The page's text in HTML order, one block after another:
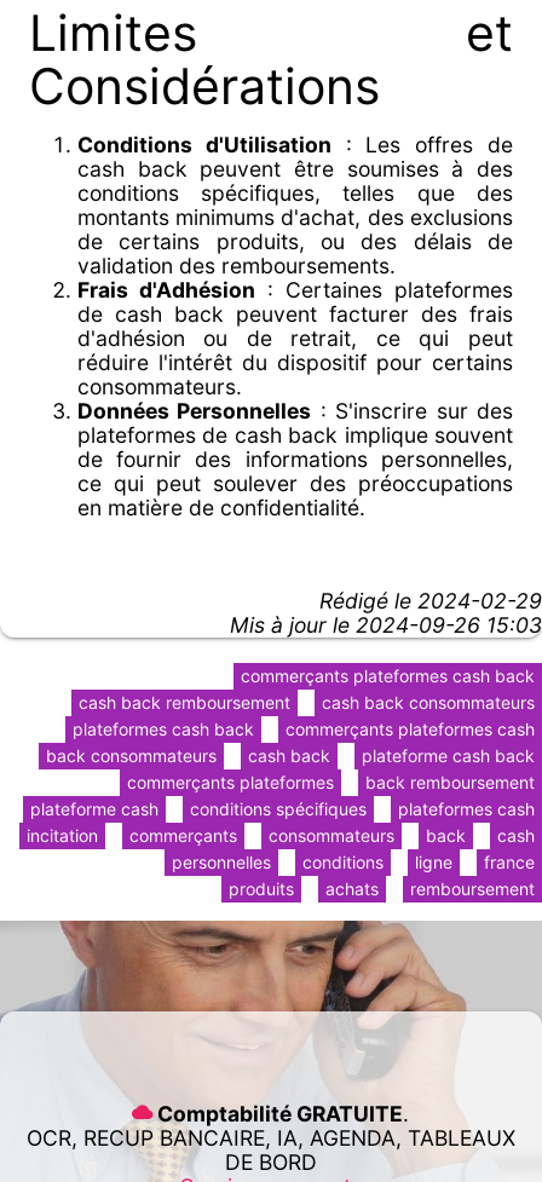
Limites et
Considérations
Conditions d'Utilisation : Les offres de
cash back peuvent être soumises à des
conditions spécifiques, telles que des
montants minimums d'achat, des exclusions
de certains produits, ou des délais de
validation des remboursements.
Frais d'Adhésion : Certaines plateformes
de cash back peuvent facturer des frais
d'adhésion ou de retrait, ce qui peut
réduire l'intérêt du dispositif pour certains
consommateurs.
Données Personnelles : S'inscrire sur des
plateformes de cash back implique souvent
de fournir des informations personnelles,
ce qui peut soulever des préoccupations
en matière de confidentialité.
Rédigé le 2024-02-29
Mis à jour le 2024-09-26 15:03
commerçants plateformes cash back
cash back consommateurs
cash back remboursement
commerçants plateformes cash
plateformes cash back
plateforme cash back
cash back
back consommateurs
back remboursement
commerçants plateformes
plateformes cash
conditions spécifiques
plateforme cash
cash
back
consommateurs
commerçants
incitation
france
ligne
conditions
personnelles
remboursement
achats
produits
Comptabilité GRATUITE.
OCR, RECUP BANCAIRE, IA, AGENDA, TABLEAUX
DE BORD